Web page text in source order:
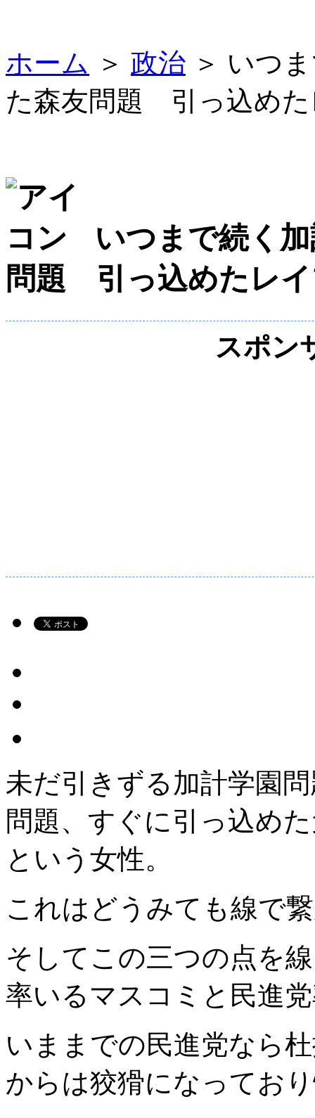
ホーム ＞ 政治 ＞ いつ
た森友問題 引っ込めた
いつまで続く
問題 引っ込めたレ
スポン
未だ引きずる加計学園
問題、すぐに引っ込め
という女性。
これはどうみても線で
そしてこの三つの点を
率いるマスコミと民進
いままでの民進党なら
からは狡猾になってお